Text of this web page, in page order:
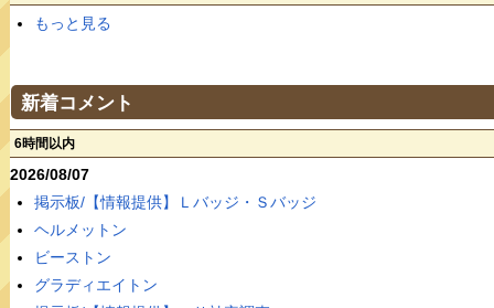
もっと見る
新着コメント
6時間以内
2026/08/07
掲示板/【情報提供】Ｌバッジ・Ｓバッジ
ヘルメットン
ビーストン
グラディエイトン